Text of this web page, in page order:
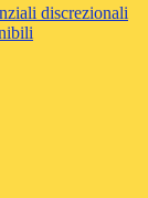
discrezionali